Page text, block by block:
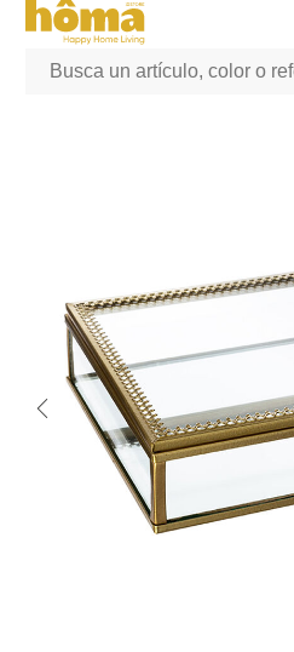
GTM-M23T38WX true